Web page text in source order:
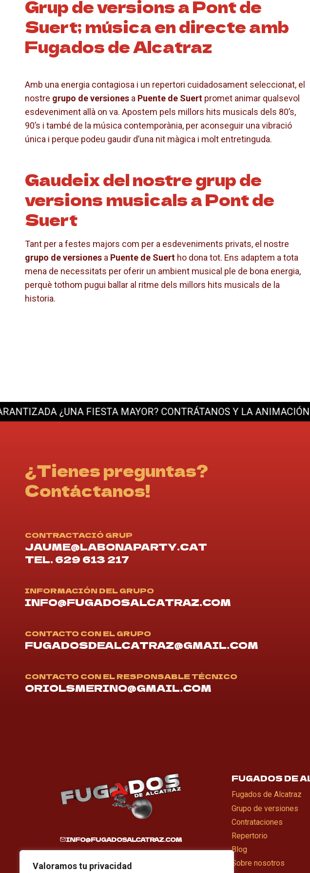
Valoramos tu privacidad
Grup de versions a Pont de
Suert; música en directe amb
Fugados de Alcatraz
Amb una energia contagiosa i un repertori cuidadosament seleccionat, el
nostre grupo de versiones a Puente de Suert promet animar qualsevol
esdeveniment allà on va. Apostem pels millors hits musicals dels 80’s,
90’s i també de la música contemporània, per aconseguir una vibració
única i perque podeu gaudir d’una nit màgica i molt entretinguda.
Gaudeix del nostre grup de
versions musicals a Pont de
Suert
Tant per a festes majors com per a esdeveniments privats, el nostre
grupo de versiones a Puente de Suert ho dona tot. Ens adaptem a tota
mena de necessitats per oferir un ambient musical ple de bona energia,
perquè tothom pugui ballar al ritme dels millors hits musicals de la
historia.
¿UNA FIESTA MAYOR? CONTRÁTANOS Y LA ANIMACIÓN ESTÁ
¿Tienes preguntas?
Contáctanos!
CONTRACTACIÓ GRUP
JAUME@LABONAPARTY.CAT
TEL. 629 613 217
INFORMACIÓN DEL GRUPO
INFO@FUGADOSALCATRAZ.COM
CONTACTO CON EL GRUPO
FUGADOSDEALCATRAZ@GMAIL.COM
CONTACTO CON EL RESPONSABLE TÉCNICO
ORIOLSMERINO@GMAIL.COM
INFO@FUGADOSALCATRAZ.COM
FUGADOS DE
Fugados de Alcatraz
Grupo de versiones
Contrataciones
Repertorio
Blog
Sobre nosotros